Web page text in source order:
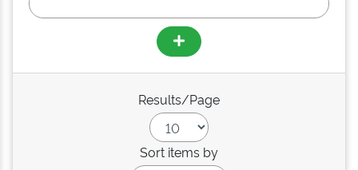
Results/Page
Sort items by